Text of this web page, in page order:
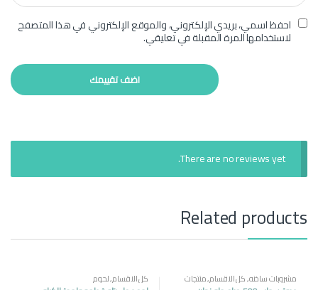
احفظ اسمي، بريدي الإلكتروني، والموقع الإلكتروني في هذا المتصفح
لاستخدامها المرة المقبلة في تعليقي.
There are no reviews yet.
Related products
مشروبات ساخنه,كل الاقسام,منتجات
مصرية
كل الاقسام,لحوم